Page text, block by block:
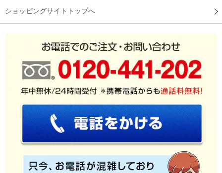
福岡県
焼き方が選べるのが嬉しい
様々なパンの焼き方が選べて最高！デザインもよく購入してよ
（香川県60代H.Y様
ト－ストが過去１番美味しい
ショッピングサイトトップへ